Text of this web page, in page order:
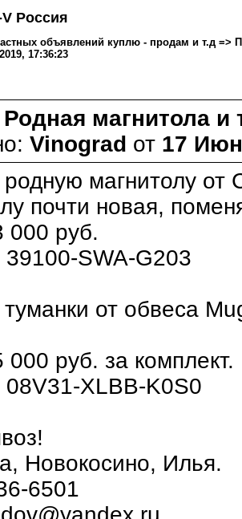
Россия
объявлений куплю - продам и т.д =>
17:36:23
Родная магнитола и
Vinograd от 17
магнитолу от
почти новая,
000 руб.
39100-SWA-G203
от обвеса
руб. за комплект.
08V31-XLBB-K0S0
Новокосино, Илья.
6501